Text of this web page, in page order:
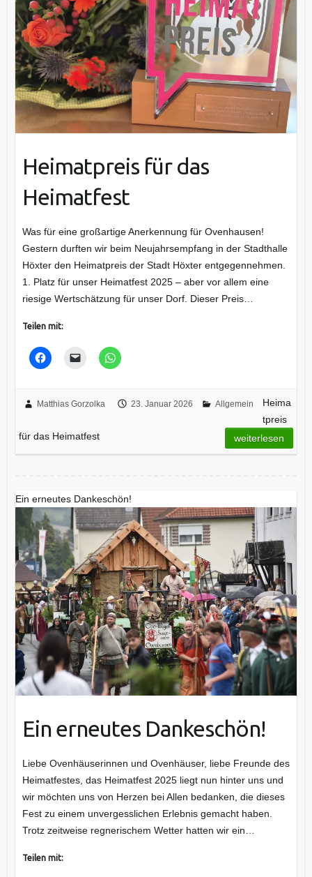
Heimatpreis für das
Heimatfest
Was für eine großartige Anerkennung für Ovenhausen!
Gestern durften wir beim Neujahrsempfang in der Stadthalle
Höxter den Heimatpreis der Stadt Höxter entgegennehmen.
1. Platz für unser Heimatfest 2025 – aber vor allem eine
riesige Wertschätzung für unser Dorf. Dieser Preis…
Teilen mit:
Matthias Gorzolka 23. Januar 2026 Allgemein
Heima
tpreis
für das Heimatfest
weiterlesen
Ein erneutes Dankeschön!
Ein erneutes Dankeschön!
Liebe Ovenhäuserinnen und Ovenhäuser, liebe Freunde des
Heimatfestes, das Heimatfest 2025 liegt nun hinter uns und
wir möchten uns von Herzen bei Allen bedanken, die dieses
Fest zu einem unvergesslichen Erlebnis gemacht haben.
Trotz zeitweise regnerischem Wetter hatten wir ein…
Teilen mit: